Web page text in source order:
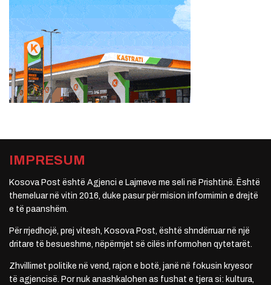
IMPRESUM
Kosova Post është Agjenci e Lajmeve me seli në Prishtinë. Është
themeluar në vitin 2016, duke pasur për mision informimin e drejtë
e të paanshëm.
Për rrjedhojë, prej vitesh, Kosova Post, është shndërruar në një
dritare të besueshme, nëpërmjet së cilës informohen qytetarët.
Zhvillimet politike në vend, rajon e botë, janë në fokusin kryesor
të agjencisë. Por nuk anashkalohen as fushat e tjera si: kultura,